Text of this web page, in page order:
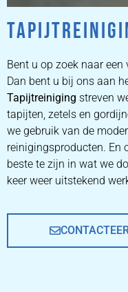
ZETEL
Bent u op zoek naar
Dan bent u bij ons aan
Tapijtreiniging streven
tapijten, zetels en
we gebruik van de
reinigingsproducten. En
beste te zijn in wat we
keer weer uitstekend